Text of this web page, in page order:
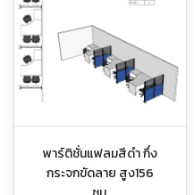
พาร์ติชั่นแฟลมสีดำ กึ่ง
กระจกขัดลาย สูง156